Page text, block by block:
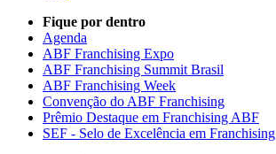
Fique por dentro
Agenda
ABF Franchising Expo
ABF Franchising Summit Brasil
ABF Franchising Week
Convenção do ABF Franchising
Prêmio Destaque em Franchising ABF
SEF - Selo de Excelência em Franchising